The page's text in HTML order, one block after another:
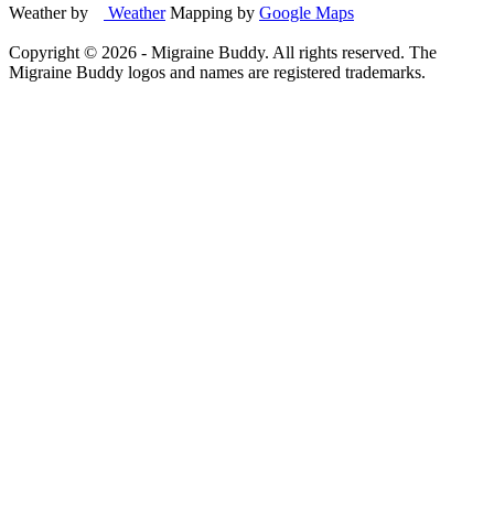
Weather by
WeatherMapping by Google Maps
Copyright © 2026 - Migraine Buddy. All rights reserved. The
Migraine Buddy logos and names are registered trademarks.